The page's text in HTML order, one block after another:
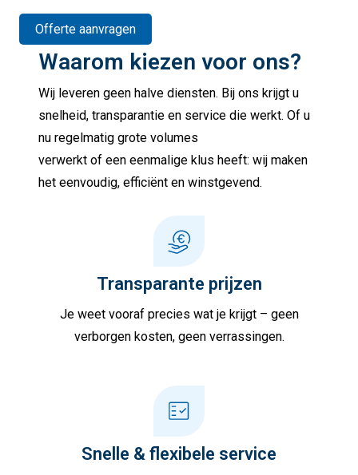
Offerte aanvragen
Waarom kiezen voor ons?
Wij leveren geen halve diensten. Bij ons krijgt u
snelheid, transparantie en service die werkt. Of u
nu regelmatig grote volumes
verwerkt of een eenmalige klus heeft: wij maken
het eenvoudig, efficiënt en winstgevend.
Transparante prijzen
Je weet vooraf precies wat je krijgt – geen
verborgen kosten, geen verrassingen.
Snelle & flexibele service